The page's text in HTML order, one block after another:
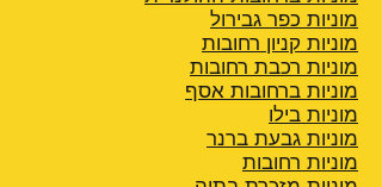
מוניות כפר גבירול
מוניות קניון רחובות
מוניות רכבת רחובות
מוניות ברחובות אסף
מוניות בילו
מוניות גבעת ברנר
מוניות רחובות